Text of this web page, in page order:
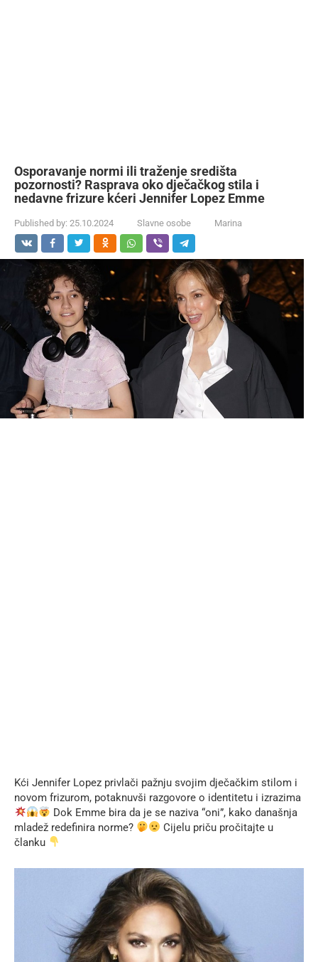
Osporavanje normi ili traženje središta
pozornosti? Rasprava oko dječačkog stila i
nedavne frizure kćeri Jennifer Lopez Emme
Published by: 25.10.2024 Slavne osobe Marina
Kći Jennifer Lopez privlači pažnju svojim dječačkim stilom i
novom frizurom, potaknuvši razgovore o identitetu i izrazima
Dok Emme bira da je se naziva “oni”, kako današnja
mladež redefinira norme?
Cijelu priču pročitajte u
članku